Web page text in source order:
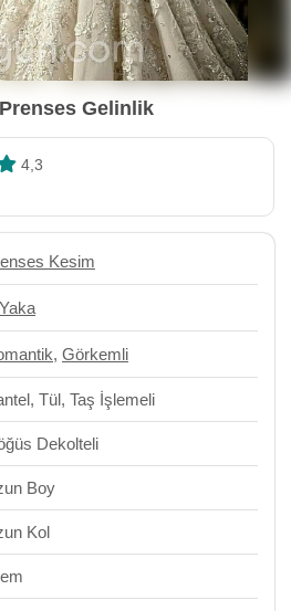
Gelinlik
4,3
Kesim
, Görkemli
Tül, Taş İşlemeli
Dekolteli
Boy
Kol